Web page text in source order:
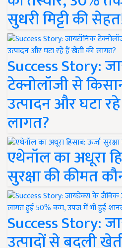
सुधरी मिट्टी की
Success Story:
टेक्नोलॉजी से
उत्पादन और घटा
लागत?
एथेनॉल का अधूरा
सुरक्षा की कीमत
Success Story:
उत्पादों से बदली